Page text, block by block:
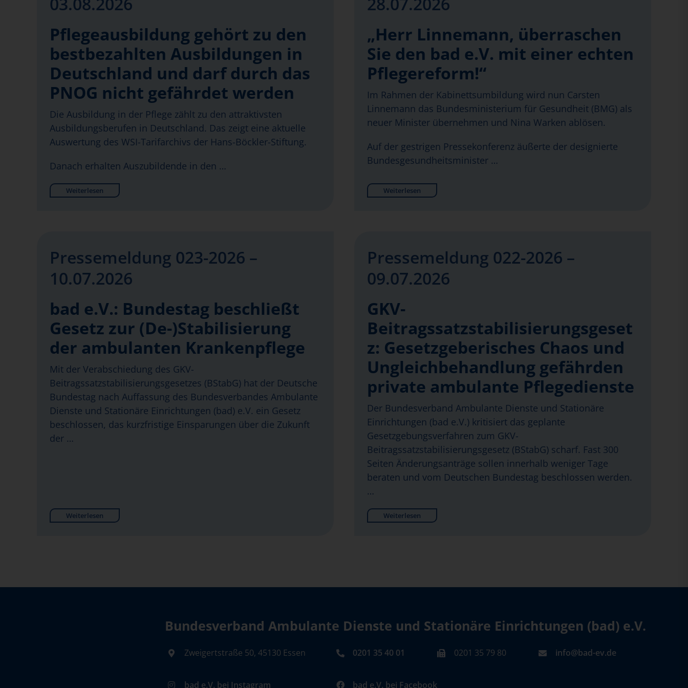
Pflegeausbildung gehört zu den
bestbezahlten Ausbildungen in
Deutschland und darf durch das
PNOG nicht gefährdet werden
Die Ausbildung in der Pflege zählt zu den attraktivsten
Ausbildungsberufen in Deutschland. Das zeigt eine aktuelle
Auswertung des WSI-Tarifarchivs der Hans-Böckler-Stiftung.
Danach erhalten Auszubildende in den …
Weiterlesen
„Herr Linnemann, überraschen
Sie den bad e.V. mit einer echten
Pflegereform!“
Im Rahmen der Kabinettsumbildung wird nun Carsten
Linnemann das Bundesministerium für Gesundheit (BMG) als
neuer Minister übernehmen und Nina Warken ablösen.
Auf der gestrigen Pressekonferenz äußerte der designierte
Bundesgesundheitsminister …
Weiterlesen
Pressemeldung 023-2026 –
10.07.2026
bad e.V.: Bundestag beschließt
Gesetz zur (De-)Stabilisierung
der ambulanten Krankenpflege
Mit der Verabschiedung des GKV-
Beitragssatzstabilisierungsgesetzes (BStabG) hat der Deutsche
Bundestag nach Auffassung des Bundesverbandes Ambulante
Dienste und Stationäre Einrichtungen (bad) e.V. ein Gesetz
beschlossen, das kurzfristige Einsparungen über die Zukunft
der …
Weiterlesen
Pressemeldung 022-2026 –
09.07.2026
GKV-
Beitragssatzstabilisierungsgeset
z: Gesetzgeberisches Chaos und
Ungleichbehandlung gefährden
private ambulante Pflegedienste
Der Bundesverband Ambulante Dienste und Stationäre
Einrichtungen (bad e.V.) kritisiert das geplante
Gesetzgebungsverfahren zum GKV-
Beitragssatzstabilisierungsgesetz (BStabG) scharf. Fast 300
Seiten Änderungsanträge sollen innerhalb weniger Tage
beraten und vom Deutschen Bundestag beschlossen werden.
…
Weiterlesen
Bundesverband Ambulante Dienste und Stationäre Einrichtungen (bad) e.V.
Zweigertstraße 50, 45130 Essen 0201 35 40 01 0201 35 79 80 info@bad-ev.de
bad e.V. bei Instagram bad e.V. bei Facebook